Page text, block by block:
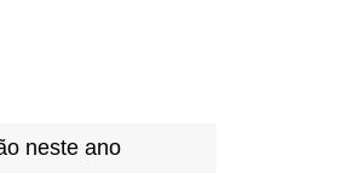
neste ano